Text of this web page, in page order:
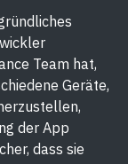
Team hat,
Geräte,
der App
dass sie